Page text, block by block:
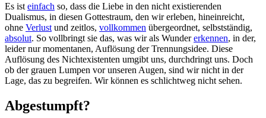
Es ist einfach so, dass die Liebe in den nicht existierenden
Dualismus, in diesen Gottestraum, den wir erleben, hineinreicht,
ohne Verlust und zeitlos, vollkommen übergeordnet, selbstständig,
absolut. So vollbringt sie das, was wir als Wundererkennen, in der,
leider nur momentanen, Auflösung der Trennungsidee. Diese
Auflösung des Nichtexistenten umgibt uns, durchdringt uns. Doch
ob der grauen Lumpen vor unseren Augen, sind wir nicht in der
Lage, das zu begreifen. Wir können es schlichtweg nicht sehen.
Abgestumpft?